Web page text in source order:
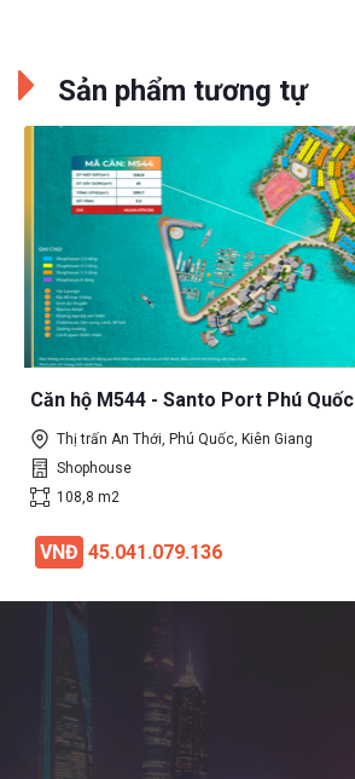
Sản phẩm tương tự
Căn hộ M544 - Santo Port Phú Quốc
Thị trấn An Thới, Phú Quốc, Kiên Giang
Shophouse
108,8 m2
VNĐ 45.041.079.136